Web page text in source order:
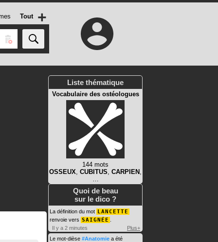
Tout +
Liste thématique
Vocabulaire des ostéologues
144 mots
OSSEUX, CUBITUS, CARPIEN ,
…
Quoi de beau
sur le dico ?
La définition du mot LANCETTE
renvoie vers SAIGNÉE
Il y a 2 minutes
Plus+
Le mot-dièse #Anatomie a été